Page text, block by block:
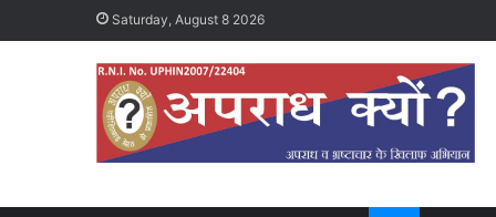
Saturday, August 8 2026